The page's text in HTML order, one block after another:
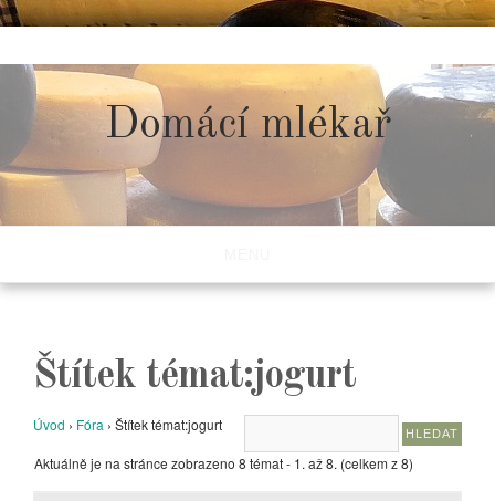
to
content
Domácí mlékař
Štítek témat:jogurt
Úvod › Fóra › Štítek témat:jogurt
Aktuálně je na stránce zobrazeno 8 témat - 1. až 8. (celkem z 8)